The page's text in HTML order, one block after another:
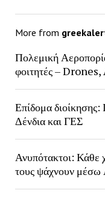
More from
Πολεμική
φοιτητές – Drones,
Επίδομα
Δένδια και ΓΕΣ
Ανυπότακτοι: Κάθε
τους ψάχνουν